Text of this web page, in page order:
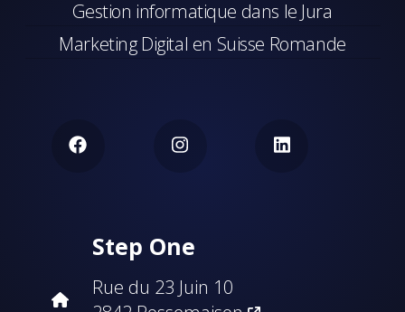
Gestion informatique dans le Jura
Marketing Digital en Suisse Romande
Step One
Rue du 23 Juin 10